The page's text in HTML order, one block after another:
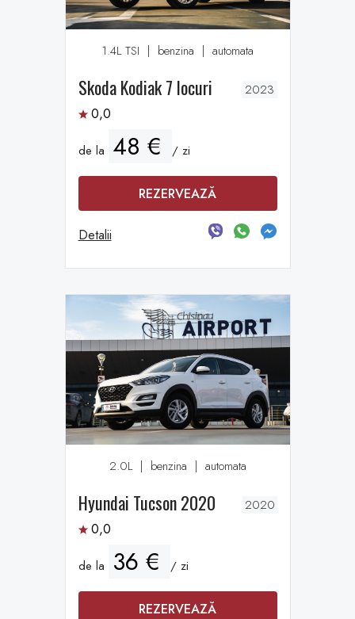
1.4L TSI | benzina | automata
Skoda Kodiak 7 locuri 2023
0,0
de la 48 € / zi
REZERVEAZĂ
Detalii
2.0L | benzina | automata
Hyundai Tucson 2020 2020
0,0
de la 36 € / zi
REZERVEAZĂ